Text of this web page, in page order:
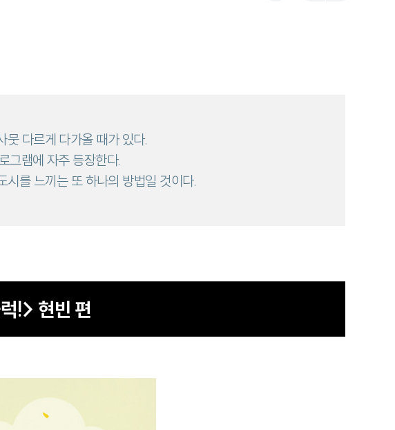
다르게 다가올 때가 있다.
그램에 자주 등장한다.
시를 느끼는 또 하나의 방법일 것이다.
!> 현빈 편